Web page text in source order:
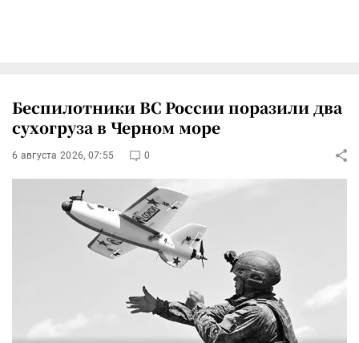
Беспилотники ВС России поразили два
сухогруза в Черном море
6 августа 2026, 07:55 0